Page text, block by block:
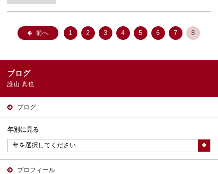
前へ 1 2 3 4 5 6 7 8
ブログ
護山 真也
ブログ
年別に見る
プロフィール